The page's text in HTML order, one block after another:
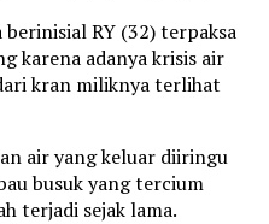
RY (32) terpaksa
karena adanya krisis air
kran miliknya terlihat
air yang keluar diiringu
busuk yang tercium
terjadi sejak lama.